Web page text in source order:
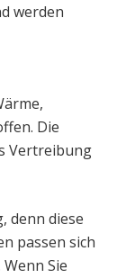
werden
Die
Vertreibung
denn diese
passen sich
Sie